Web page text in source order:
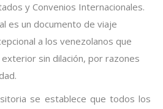
y Convenios Internacionales.
es un documento de viaje
a los venezolanos que
sin dilación, por razones
se establece que todos los